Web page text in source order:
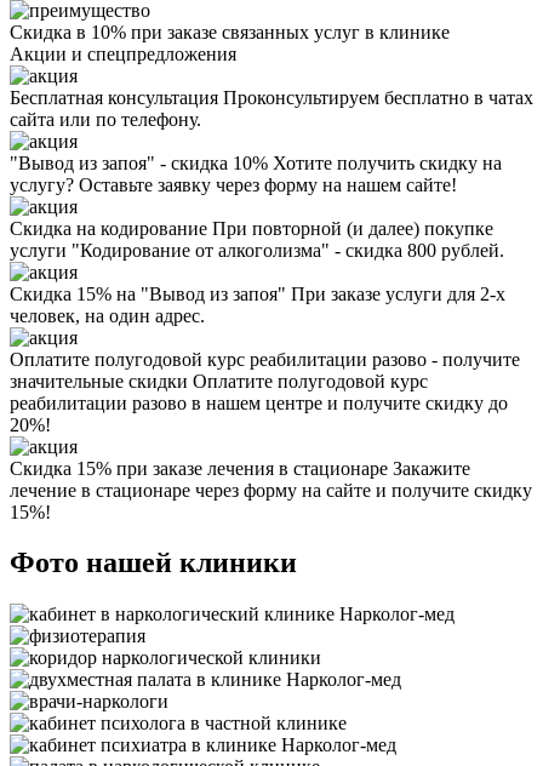
Скидка в 10% при заказе связанных услуг в клинике
Акции и спецпредложения
Бесплатная консультация Проконсультируем бесплатно в чатах
сайта или по телефону.
"Вывод из запоя" - скидка 10% Хотите получить скидку на
услугу? Оставьте заявку через форму на нашем сайте!
Скидка на кодирование При повторной (и далее) покупке
услуги "Кодирование от алкоголизма" - скидка 800 рублей.
Скидка 15% на "Вывод из запоя" При заказе услуги для 2-х
человек, на один адрес.
Оплатите полугодовой курс реабилитации разово - получите
значительные скидки Оплатите полугодовой курс
реабилитации разово в нашем центре и получите скидку до
20%!
Скидка 15% при заказе лечения в стационаре Закажите
лечение в стационаре через форму на сайте и получите скидку
15%!
Фото нашей клиники